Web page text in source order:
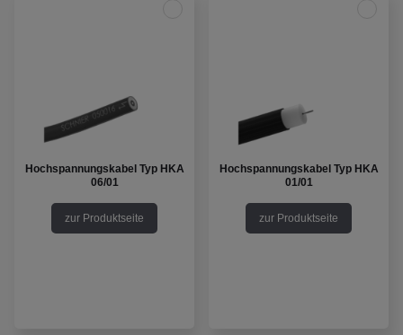
Hochspannungskabel Typ HKA
06/01
zur Produktseite
Hochspannungskabel Typ HKA
01/01
zur Produktseite